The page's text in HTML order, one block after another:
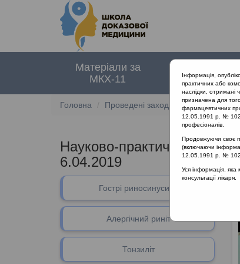
Матеріали за
МКХ-11
документи
Головна Проведені заходи Науково-
Науково-практична
6.04.2019
Гострі риносинусити
Алергічний риніт
Тонзиліт
Інформація,
практичних або
наслідки, отримані
призначена для
фармацевтичних
12.05.1991 р. №
професіоналів.
Продовжуючи своє
(включаючи
12.05.1991 р. №
Уся інформація,
консультації лікаря.